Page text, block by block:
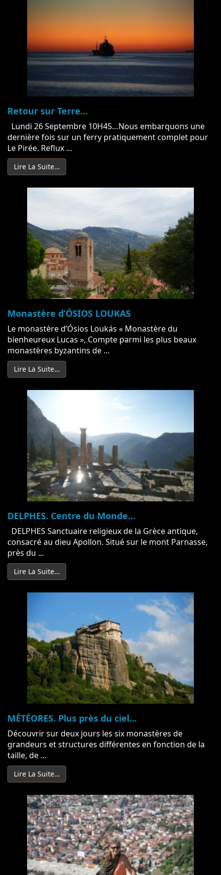
Retour sur Terre…
Lundi 26 Septembre 10H45…Nous embarquons une
dernière fois sur un ferry pratiquement complet pour
Le Pirée. Reflux ...
Lire La Suite…
Monastère d’ÓSIOS LOUKAS
Le monastère d’Ósios Loukás « Monastère du
bienheureux Lucas », Compte parmi les plus beaux
monastères byzantins de ...
Lire La Suite…
DELPHES. Centre du Monde…
DELPHES Sanctuaire religieux de la Grèce antique,
consacré au dieu Apollon. Situé sur le mont Parnasse,
près du ...
Lire La Suite…
MÉTÉORES. Plus près du ciel…
Découvrir sur deux jours les six monastères de
grandeurs et structures différentes en fonction de la
taille, de ...
Lire La Suite…